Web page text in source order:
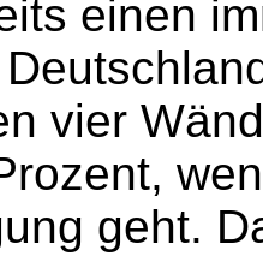
einen
vier
geht.